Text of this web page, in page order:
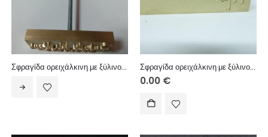
Σφραγίδα ορειχάλκινη με ξύλινο χερούλι, με ανάγλυφη χάραξη για αποτύπωμα/πυρογραφία με θέρμανση. Σφραγίδα ορειχάλκινη με ξύλινο χερούλι, με ανάγλυφη χάραξη για αποτύπωμα/πυρογραφία με θέρμανση.
0.00 €